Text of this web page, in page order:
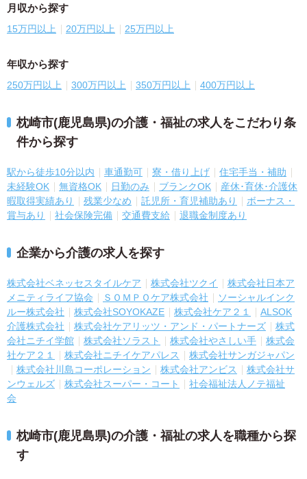
月収から探す
15万円以上 20万円以上 25万円以上
年収から探す
250万円以上 300万円以上 350万円以上 400万円以上
枕崎市(鹿児島県)の介護・福祉の求人をこだわり条
件から探す
駅から徒歩10分以内 車通勤可 寮・借り上げ
住宅手当・補助
未経験OK
無資格OK 日勤のみ ブランクOK
産休･育休･介護休
暇取得実績あり
残業少なめ 託児所・育児補助あり
ボーナス・
賞与あり
社会保険完備 交通費支給 退職金制度あり
企業から介護の求人を探す
株式会社ベネッセスタイルケア 株式会社ツクイ
株式会社日本ア
メニティライフ協会
ＳＯＭＰＯケア株式会社
ソーシャルインク
ルー株式会社
株式会社SOYOKAZE 株式会社ケア２１
ALSOK
介護株式会社
株式会社ケアリッツ・アンド・パートナーズ
株式
会社ニチイ学館
株式会社ソラスト 株式会社やさしい手
株式会
社ケア２１
株式会社ニチイケアパレス
株式会社サンガジャパン
株式会社川島コーポレーション
株式会社アンビス
株式会社サ
ンウェルズ
株式会社スーパー・コート
社会福祉法人ノテ福祉
会
枕崎市(鹿児島県)の介護・福祉の求人を職種から探
す